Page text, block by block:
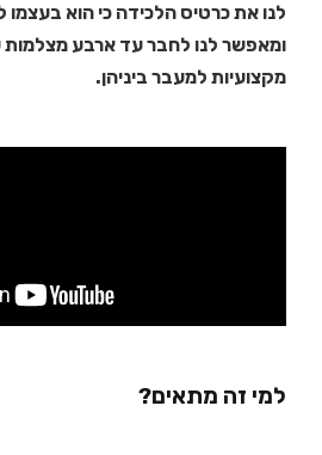
לנו את כרטיס הלכידה כי הוא בעצמו
ומאפשר לנו לחבר עד ארבע מצלמות
מקצועיות למעבר ביניהן.
למי זה מתאים?